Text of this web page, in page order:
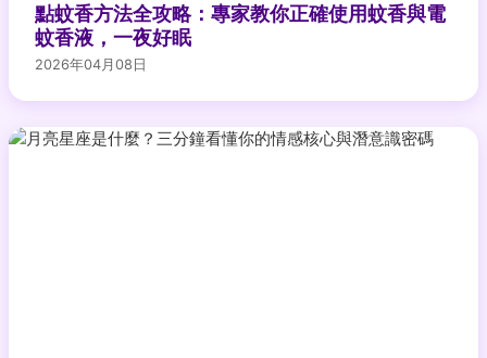
點蚊香方法全攻略：專家教你正確使用蚊香與電
蚊香液，一夜好眠
2026年04月08日